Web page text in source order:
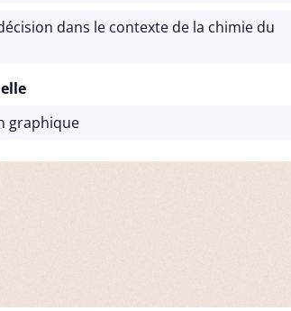
dans le contexte de la chimie du
graphique